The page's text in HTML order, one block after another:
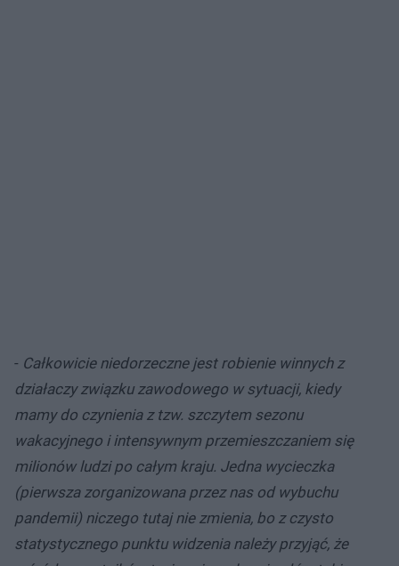
- Całkowicie niedorzeczne jest robienie winnych z
działaczy związku zawodowego w sytuacji, kiedy
mamy do czynienia z tzw. szczytem sezonu
wakacyjnego i intensywnym przemieszczaniem się
milionów ludzi po całym kraju. Jedna wycieczka
(pierwsza zorganizowana przez nas od wybuchu
pandemii) niczego tutaj nie zmienia, bo z czysto
statystycznego punktu widzenia należy przyjąć, że